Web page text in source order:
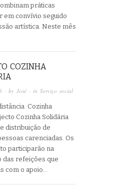
práticas
em convívio seguido
artística. Neste mês
COZINHA
· byJosé · inServiço social
Cozinha
Cozinha Solidária
distribuição de
carenciadas. Os
participarão na
das refeições que
com o apoio…